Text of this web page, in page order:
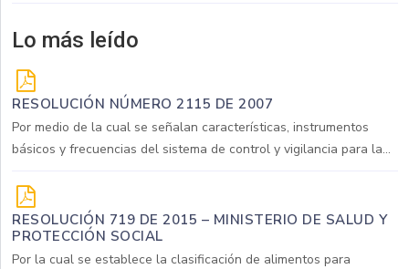
Lo más leído
RESOLUCIÓN NÚMERO 2115 DE 2007
Por medio de la cual se señalan características, instrumentos
básicos y frecuencias del sistema de control y vigilancia para la...
RESOLUCIÓN 719 DE 2015 – MINISTERIO DE SALUD Y
PROTECCIÓN SOCIAL
Por la cual se establece la clasificación de alimentos para